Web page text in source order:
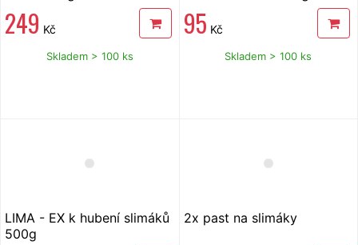
249 Kč
Skladem > 100 ks
95 Kč
Skladem > 100 ks
LIMA - EX k hubení slimáků
500g
2x past na slimáky